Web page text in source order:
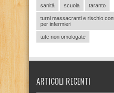
sanità scuola taranto
turni massacranti e rischio
per infermieri
tute non omologate
ARTICOLI RECENTI